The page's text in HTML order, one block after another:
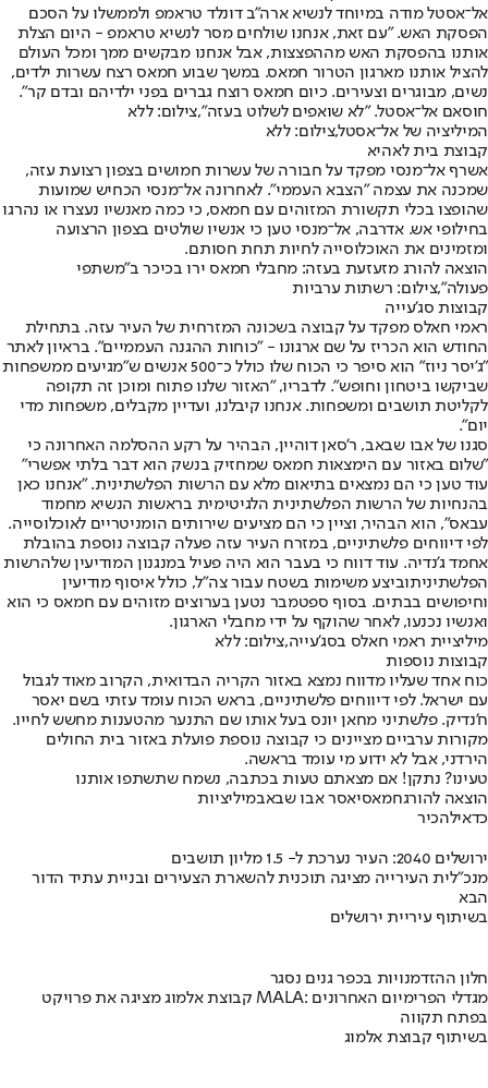
אל־אסטל מודה במיוחד לנשיא ארה"ב דונלד טראמפ ולממשלו על הסכם
הפסקת האש. "עם זאת, אנחנו שולחים מסר לנשיא טראמפ - היום הצלת
אותנו בהפסקת האש מההפצצות, אבל אנחנו מבקשים ממך ומכל העולם
להציל אותנו מארגון הטרור חמאס. במשך שבוע חמאס רצח עשרות ילדים,
נשים, מבוגרים וצעירים. כיום חמאס רוצח גברים בפני ילדיהם ובדם קר".
חוסאם אל־אסטל. "לא שואפים לשלוט בעזה",צילום: ללא
המיליציה של אל־אסטל,צילום: ללא
קבוצת בית לאהיא
אשרף אל־מנסי מפקד על חבורה של עשרות חמושים בצפון רצועת עזה,
שמכנה את עצמה "הצבא העממי". לאחרונה אל־מנסי הכחיש שמועות
שהופצו בכלי תקשורת המזוהים עם חמאס, כי כמה מאנשיו נעצרו או נהרגו
בחילופי אש. אדרבה, אל־מנסי טען כי אנשיו שולטים בצפון הרצועה
ומזמינים את האוכלוסייה לחיות תחת חסותם.
הוצאה להורג מזעזעת בעזה: מחבלי חמאס ירו בכיכר ב"משתפי
פעולה",צילום: רשתות ערביות
קבוצות סג'עייה
ראמי חאלס מפקד על קבוצה בשכונה המזרחית של העיר עזה. בתחילת
החודש הוא הכריז על שם ארגונו - "כוחות ההגנה העממיים". בראיון לאתר
"ג'יסר ניוז" הוא סיפר כי הכוח שלו כולל כ־500 אנשים ש"מגיעים ממשפחות
שביקשו ביטחון וחופש". לדבריו, "האזור שלנו פתוח ומוכן זה תקופה
לקליטת תושבים ומשפחות. אנחנו קיבלנו, ועדיין מקבלים, משפחות מדי
יום".
סגנו של אבו שבאב, ר'סאן דוהיין, הבהיר על רקע ההסלמה האחרונה כי
"שלום באזור עם הימצאות חמאס שמחזיק בנשק הוא דבר בלתי אפשרי"
עוד טען כי הם נמצאים בתיאום מלא עם הרשות הפלשתינית. "אנחנו כאן
בהנחיות של הרשות הפלשתינית הלגיטימית בראשות הנשיא מחמוד
עבאס", הוא הבהיר, וציין כי הם מציעים שירותים הומניטריים לאוכלוסייה.
לפי דיווחים פלשתיניים, במזרח העיר עזה פעלה קבוצה נוספת בהובלת
אחמד ג'נדיה. עוד דווח כי בעבר הוא היה פעיל במנגנון המודיעין שלהרשות
הפלשתיניתוביצע משימות בשטח עבור צה"ל, כולל איסוף מודיעין
וחיפושים בבתים. בסוף ספטמבר נטען בערוצים מזוהים עם חמאס כי הוא
ואנשיו נכנעו, לאחר שהוקף על ידי מחבלי הארגון.
מיליציית ראמי חאלס בסג'עייה,צילום: ללא
קבוצות נוספות
כוח אחד שעליו מדווח נמצא באזור הקריה הבדואית, הקרוב מאוד לגבול
עם ישראל. לפי דיווחים פלשתיניים, בראש הכוח עומד עזתי בשם יאסר
ח'נדיק. פלשתיני מחאן יונס בעל אותו שם התנער מהטענות מחשש לחייו.
מקורות ערביים מציינים כי קבוצה נוספת פועלת באזור בית החולים
הירדני, אבל לא ידוע מי עומד בראשה.
טעינו? נתקן! אם מצאתם טעות בכתבה, נשמח שתשתפו אותנו
הוצאה להורגחמאסיאסר אבו שבאבמיליציות
כדאילהכיר
ירושלים 2040: העיר נערכת ל- 1.5 מליון תושבים
מנכ"לית העירייה מציגה תוכנית להשארת הצעירים ובניית עתיד הדור
הבא
בשיתוף עיריית ירושלים
חלון ההזדמנויות בכפר גנים נסגר
קבוצת אלמוג מציגה את פרויקט MALA: מגדלי הפרימיום האחרונים
בפתח תקווה
בשיתוף קבוצת אלמוג